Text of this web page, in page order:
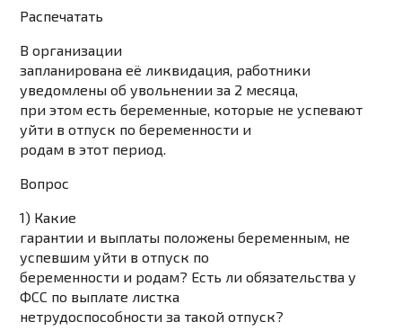
Распечатать
В организации
запланирована её ликвидация, работники
уведомлены об увольнении за 2 месяца,
при этом есть беременные, которые не успевают
уйти в отпуск по беременности и
родам в этот период.
Вопрос
1) Какие
гарантии и выплаты положены беременным, не
успевшим уйти в отпуск по
беременности и родам? Есть ли обязательства у
ФСС по выплате листка
нетрудоспособности за такой отпуск?